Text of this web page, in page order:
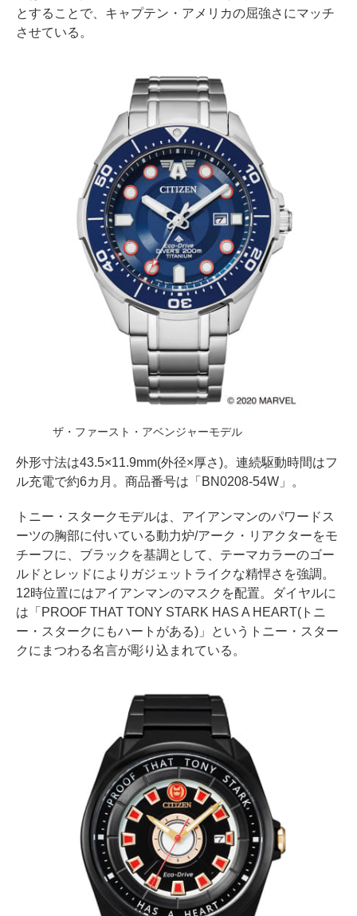
とすることで、キャプテン・アメリカの屈強さにマッチ
させている。
ザ・ファースト・アベンジャーモデル
外形寸法は43.5×11.9mm(外径×厚さ)。連続駆動時間はフ
ル充電で約6カ月。商品番号は「BN0208-54W」。
トニー・スタークモデルは、アイアンマンのパワードス
ーツの胸部に付いている動力炉/アーク・リアクターをモ
チーフに、ブラックを基調として、テーマカラーのゴー
ルドとレッドによりガジェットライクな精悍さを強調。
12時位置にはアイアンマンのマスクを配置。ダイヤルに
は「PROOF THAT TONY STARK HAS A HEART(トニ
ー・スタークにもハートがある)」というトニー・スター
クにまつわる名言が彫り込まれている。